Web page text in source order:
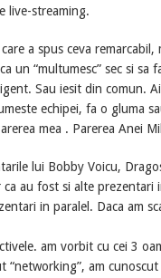
live-streaming.
a spus ceva remarcabil,
un “multumesc” sec si sa
Sau iesit din comun.
echipei, fa o gluma
mea . Parerea Anei
lui Bobby Voicu,
ca au fost si alte prezentari
in paralel. Daca am
am vorbit cu cei 3
“networking”, am